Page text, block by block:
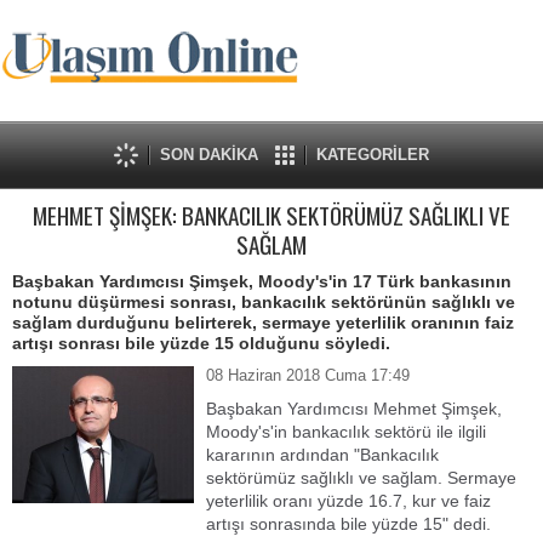
SON DAKİKA KATEGORİLER
MEHMET ŞİMŞEK: BANKACILIK SEKTÖRÜMÜZ SAĞLIKLI VE
SAĞLAM
Başbakan Yardımcısı Şimşek, Moody's'in 17 Türk bankasının
notunu düşürmesi sonrası, bankacılık sektörünün sağlıklı ve
sağlam durduğunu belirterek, sermaye yeterlilik oranının faiz
artışı sonrası bile yüzde 15 olduğunu söyledi.
08 Haziran 2018 Cuma 17:49
Başbakan Yardımcısı Mehmet Şimşek,
Moody's'in bankacılık sektörü ile ilgili
kararının ardından "Bankacılık
sektörümüz sağlıklı ve sağlam. Sermaye
yeterlilik oranı yüzde 16.7, kur ve faiz
artışı sonrasında bile yüzde 15" dedi.